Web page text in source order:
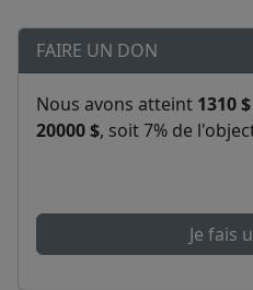
FAIRE UN DON
Nous avons atteint 1310 $
20000 $, soit 7% de
Je fais